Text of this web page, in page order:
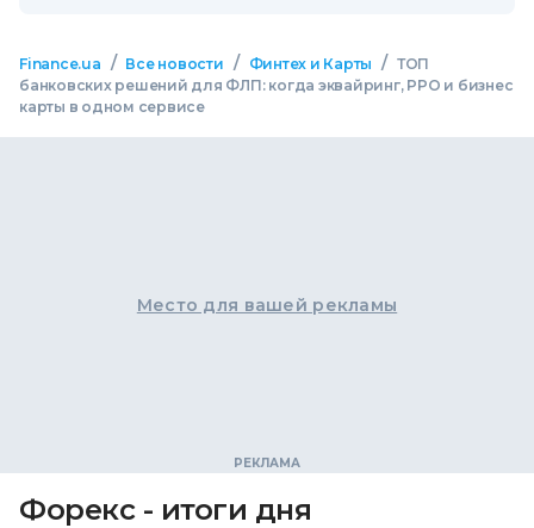
Finance.ua / Все новости / Финтех и Карты / ТОП
банковских решений для ФЛП: когда эквайринг, РРО и бизнес
карты в одном сервисе
Место для вашей рекламы
Форекс - итоги дня